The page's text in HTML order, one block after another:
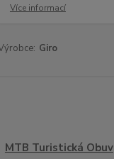
Více informací
Giro
MTB Turistická Obuv